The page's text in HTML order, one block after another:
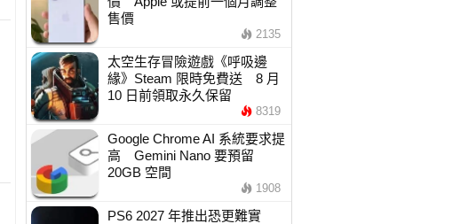
售價
2135
太空生存冒險遊戲《呼吸邊
緣》Steam 限時免費送 8 月
10 日前領取永久保留
8319
Google Chrome AI 系統要求提
高 Gemini Nano 要預留
20GB 空間
1908
PS6 2027 年推出恐更難實